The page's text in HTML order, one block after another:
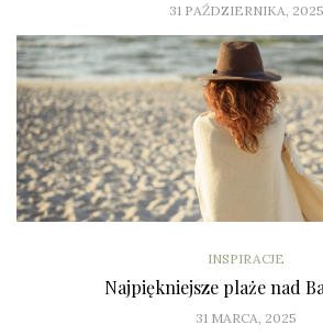
31 PAŹDZIERNIKA, 2025
INSPIRACJE
Najpiękniejsze plaże nad
31 MARCA, 2025